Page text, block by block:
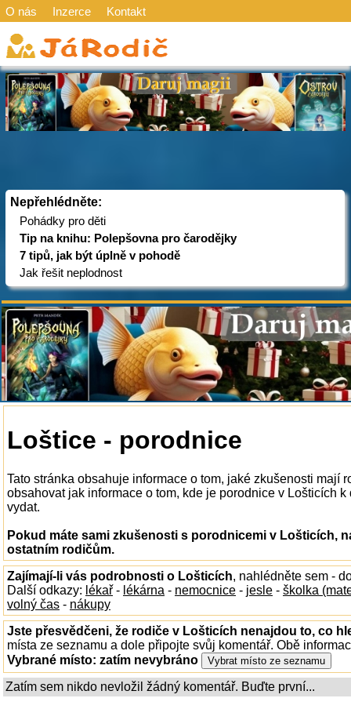
O nás Inzerce Kontakt
Nepřehlédněte:
Pohádky pro děti
Tip na knihu: Polepšovna pro čarodějky
7 tipů, jak být úplně v pohodě
Jak řešit neplodnost
Loštice - porodnice
Tato stránka obsahuje informace o tom, jaké zkušenosti mají
obsahovat jak informace o tom, kde je porodnice v Lošticích
vydat.
Pokud máte sami zkušenosti s porodnicemi v Lošticích,
ostatním rodičům.
Zajímají-li vás podrobnosti o Lošticích, nahlédněte sem -
Další odkazy: lékař - lékárna - nemocnice - jesle - školka
volný čas - nákupy
Jste přesvědčeni, že rodiče v Lošticích nenajdou to, co
místa ze seznamu a dole připojte svůj komentář. Obě
Vybrané místo: zatím nevybráno
Zatím sem nikdo nevložil žádný komentář. Buďte první...